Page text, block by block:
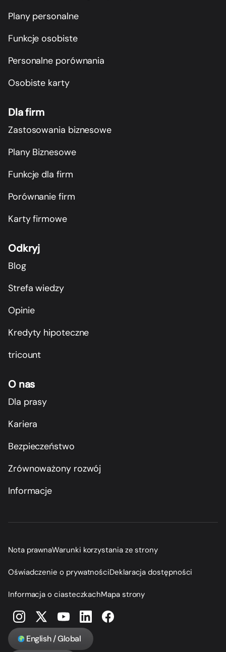
Plany personalne
Funkcje osobiste
Personalne porównania
Osobiste karty
Dla firm
Zastosowania biznesowe
Plany Biznesowe
Funkcje dla firm
Porównanie firm
Karty firmowe
Odkryj
Blog
Strefa wiedzy
Opinie
Kredyty hipoteczne
tricount
O nas
Dla prasy
Kariera
Bezpieczeństwo
Zrównoważony rozwój
Informacje
Nota prawnaWarunki korzystania ze strony
Oświadczenie o prywatnościDeklaracja dostępności
Informacja o ciasteczkachMapa strony
English / Global